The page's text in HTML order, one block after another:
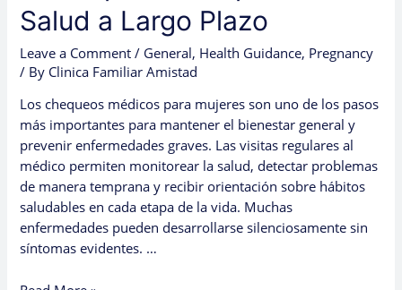
Salud a Largo Plazo
Leave a Comment / General, Health Guidance, Pregnancy
/ By Clinica Familiar Amistad
Los chequeos médicos para mujeres son uno de los pasos
más importantes para mantener el bienestar general y
prevenir enfermedades graves. Las visitas regulares al
médico permiten monitorear la salud, detectar problemas
de manera temprana y recibir orientación sobre hábitos
saludables en cada etapa de la vida. Muchas
enfermedades pueden desarrollarse silenciosamente sin
síntomas evidentes. …